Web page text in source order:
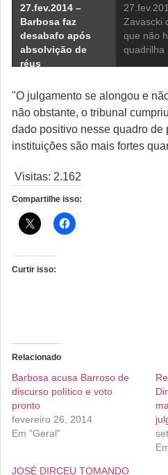
27.fev.2014 –
Barbosa faz
desabafo após
absolvição de
réus
Zavascki
que não
quadrilha
"O julgamento se alongou e
não obstante, o tribunal
dado positivo nesse quadro de
instituições são mais fortes
Visitas: 2.162
Compartilhe isso:
Curtir isso:
Relacionado
Barbosa acusa Barroso de
discurso político e voto
pronto
fevereiro 26, 2014
Em "Geral"
JOSÉ DIRCEU TOMANDO